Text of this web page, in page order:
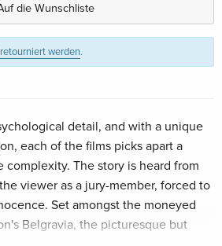
die Wunschliste
werden.
detail, and with a unique
each of the films picks apart a
complexity. The story is heard from
viewer as a jury-member, forced to
Set amongst the moneyed
Belgravia, the picturesque but